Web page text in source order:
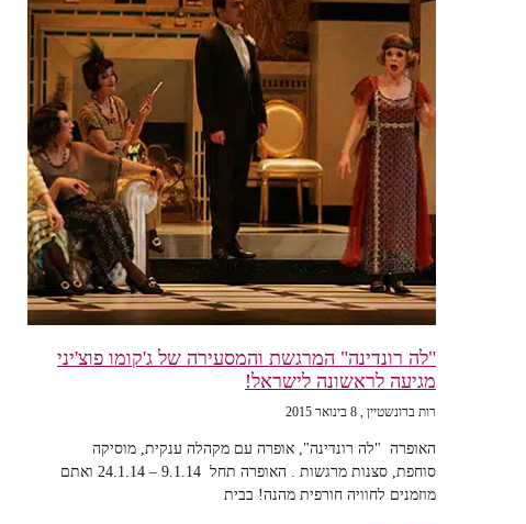
"לה רונדינה" המרגשת והמסעירה של ג'קומו פוצ'יני
מגיעה לראשונה לישראל!
רות ברונשטיין 8 בינואר 2015
האופרה "לה רונדינה", אופרה עם מקהלה ענקית, מוסיקה
סוחפת, סצנות מרגשות . האופרה תחל 9.1.14 – 24.1.14 ואתם
מוזמנים לחוויה חורפית מהנה! בבית